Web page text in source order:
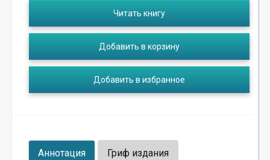
Читать книгу
Добавить в корзину
Добавить в избранное
Аннотация Гриф издания